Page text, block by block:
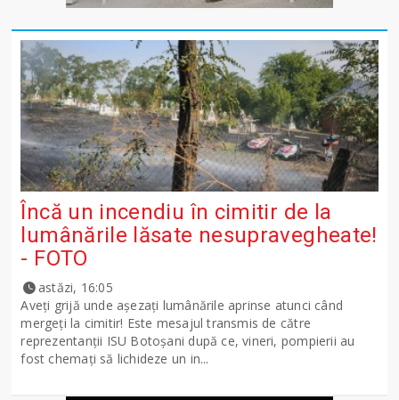
Încă un incendiu în cimitir de la
lumânările lăsate nesupravegheate!
- FOTO
astăzi, 16:05
Aveți grijă unde așezați lumânările aprinse atunci când
mergeți la cimitir! Este mesajul transmis de către
reprezentanții ISU Botoșani după ce, vineri, pompierii au
fost chemați să lichideze un in...